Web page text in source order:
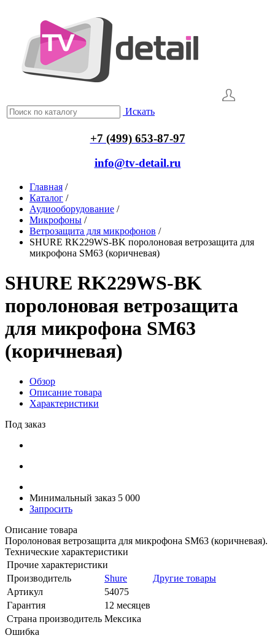
Искать
+7 (499) 653-87-97
info@tv-detail.ru
Главная /
Каталог /
Аудиооборудование /
Микрофоны /
Ветрозащита для микрофонов /
SHURE RK229WS-BK поролоновая ветрозащита для
микрофона SM63 (коричневая)
SHURE RK229WS-BK
поролоновая ветрозащита
для микрофона SM63
(коричневая)
Обзор
Описание товара
Характеристики
Под заказ
Минимальный заказ 5 000
Запросить
Описание товара
Поролоновая ветрозащита для микрофона SM63 (коричневая).
Технические характеристики
Прочие характеристики
Производитель
Shure
Другие товары
Артикул
54075
Гарантия
12 месяцев
Страна производитель Мексика
Ошибка